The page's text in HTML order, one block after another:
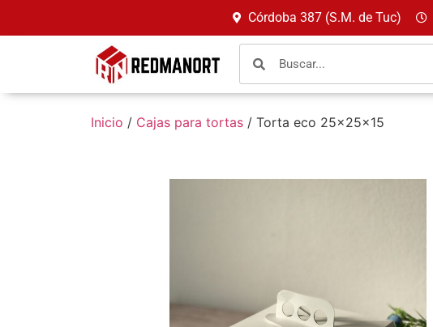
Córdoba 387 (S.M. de Tuc)
Inicio / Cajas para tortas / Torta eco 25x25x15